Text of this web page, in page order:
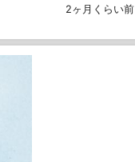
2ヶ月くらい前